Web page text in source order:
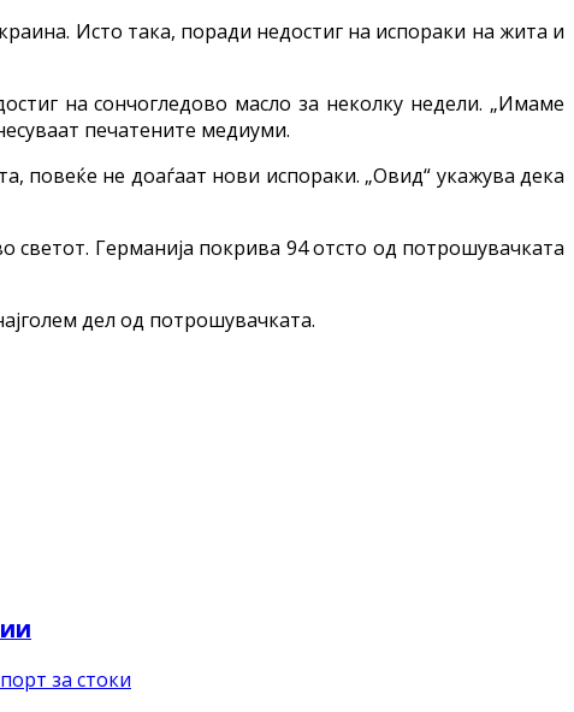
Исто така, поради недостиг на испораки на жита и
на сончогледово масло за неколку недели. „Имаме
печатените медиуми.
повеќе не доаѓаат нови испораки. „Овид“ укажува дека
светот. Германија покрива 94 отсто од потрошувачката
дел од потрошувачката.